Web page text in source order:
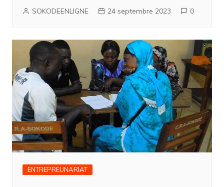
SOKODEENLIGNE 24 septembre 2023 0
ENTREPREUNARIAT